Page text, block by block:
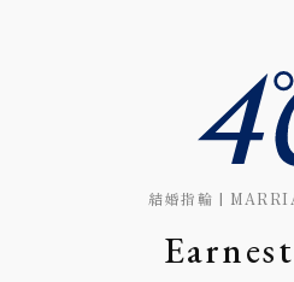
結婚指輪 |